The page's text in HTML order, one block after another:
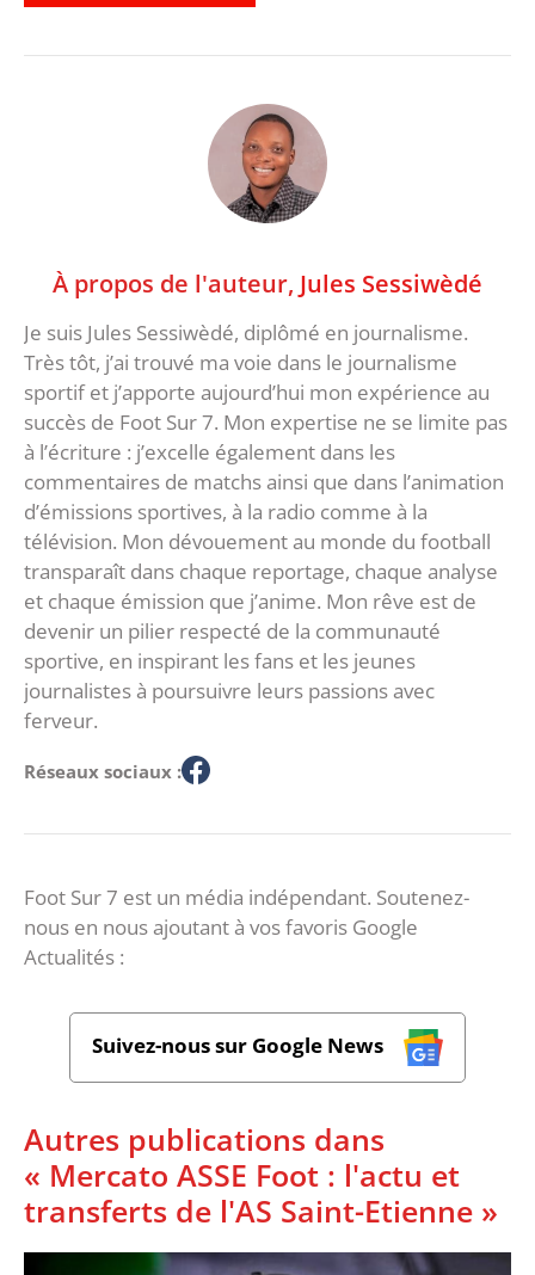
À propos de l'auteur, Jules Sessiwèdé
Je suis Jules Sessiwèdé, diplômé en journalisme.
Très tôt, j’ai trouvé ma voie dans le journalisme
sportif et j’apporte aujourd’hui mon expérience au
succès de Foot Sur 7. Mon expertise ne se limite pas
à l’écriture : j’excelle également dans les
commentaires de matchs ainsi que dans l’animation
d’émissions sportives, à la radio comme à la
télévision. Mon dévouement au monde du football
transparaît dans chaque reportage, chaque analyse
et chaque émission que j’anime. Mon rêve est de
devenir un pilier respecté de la communauté
sportive, en inspirant les fans et les jeunes
journalistes à poursuivre leurs passions avec
ferveur.
Réseaux sociaux :
Foot Sur 7 est un média indépendant. Soutenez-
nous en nous ajoutant à vos favoris Google
Actualités :
Suivez-nous sur Google News
Autres publications dans
« Mercato ASSE Foot : l'actu et
transferts de l'AS Saint-Etienne »